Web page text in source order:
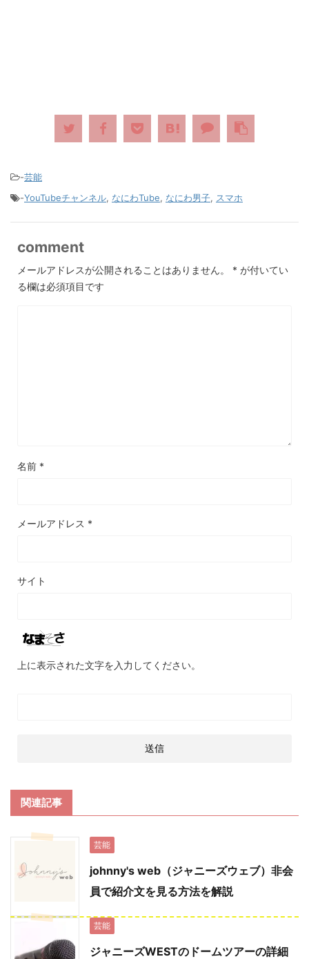
-芸能
-YouTubeチャンネル, なにわTube, なにわ男子, スマホ
comment
メールアドレスが公開されることはありません。 * が付いてい
る欄は必須項目です
名前 *
メールアドレス *
サイト
上に表示された文字を入力してください。
関連記事
芸能
johnny's web（ジャニーズウェブ）非会
員で紹介文を見る方法を解説
芸能
ジャニーズWESTのドームツアーの詳細